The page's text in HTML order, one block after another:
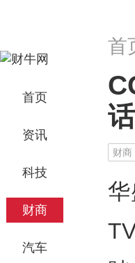
首页
资讯
科技
财商
汽车
首
财商